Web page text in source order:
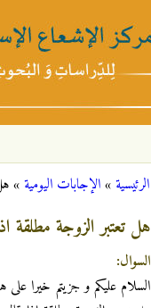
أنت هنا
الرئيسية»الإجابات اليومية»
هل تعتبر الزوجة
السوال:
السلام عليكم و جزيتم خيرا على